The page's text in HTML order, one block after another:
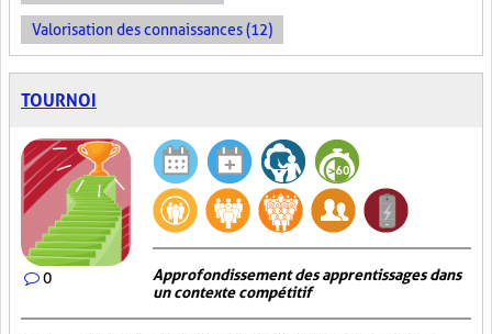
Valorisation des connaissances (12)
TOURNOI
0
Approfondissement des apprentissages dans
un contexte compétitif